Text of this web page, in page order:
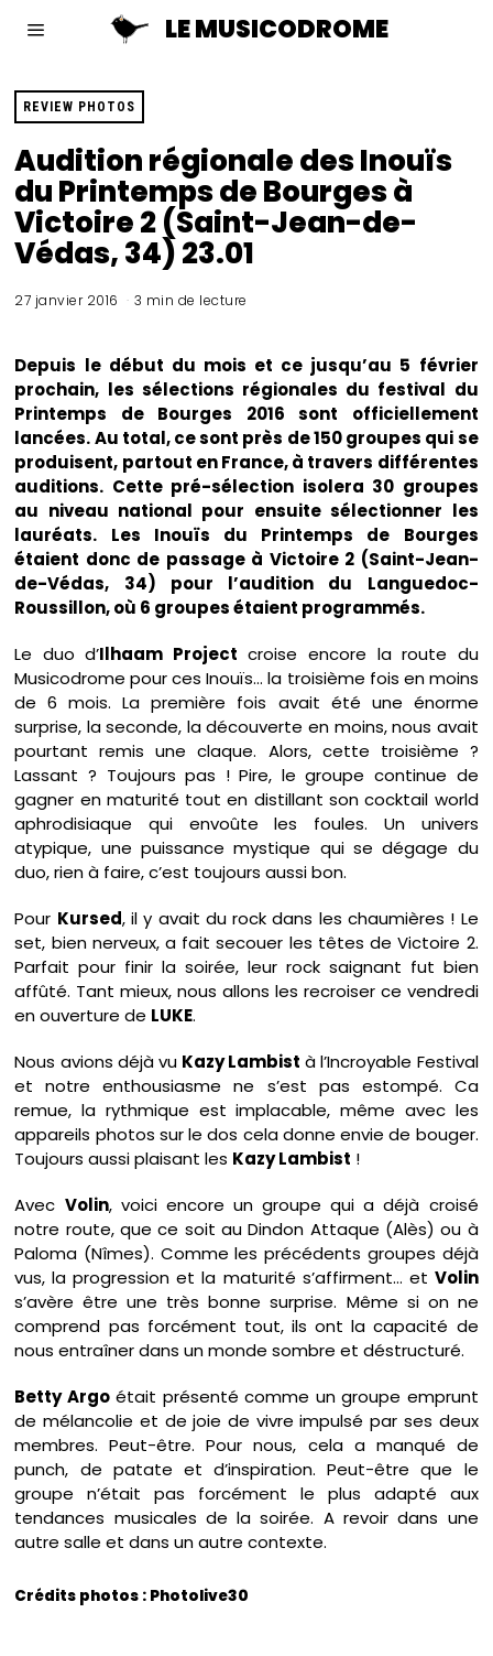
LE MUSICODROME
REVIEW PHOTOS
Audition régionale des Inouïs
du Printemps de Bourges à
Victoire 2 (Saint-Jean-de-
Védas, 34) 23.01
27 janvier 2016 3 min de lecture
Depuis le début du mois et ce jusqu’au 5 février
prochain, les sélections régionales du festival du
Printemps de Bourges 2016 sont officiellement
lancées. Au total, ce sont près de 150 groupes qui se
produisent, partout en France, à travers différentes
auditions. Cette pré-sélection isolera 30 groupes
au niveau national pour ensuite sélectionner les
lauréats. Les Inouïs du Printemps de Bourges
étaient donc de passage à Victoire 2 (Saint-Jean-
de-Védas, 34) pour l’audition du Languedoc-
Roussillon, où 6 groupes étaient programmés.
Le duo d’Ilhaam Project croise encore la route du
Musicodrome pour ces Inouïs… la troisième fois en moins
de 6 mois. La première fois avait été une énorme
surprise, la seconde, la découverte en moins, nous avait
pourtant remis une claque. Alors, cette troisième ?
Lassant ? Toujours pas ! Pire, le groupe continue de
gagner en maturité tout en distillant son cocktail world
aphrodisiaque qui envoûte les foules. Un univers
atypique, une puissance mystique qui se dégage du
duo, rien à faire, c’est toujours aussi bon.
Pour Kursed, il y avait du rock dans les chaumières ! Le
set, bien nerveux, a fait secouer les têtes de Victoire 2.
Parfait pour finir la soirée, leur rock saignant fut bien
affûté. Tant mieux, nous allons les recroiser ce vendredi
en ouverture de LUKE.
Nous avions déjà vu Kazy Lambist à l’Incroyable Festival
et notre enthousiasme ne s’est pas estompé. Ca
remue, la rythmique est implacable, même avec les
appareils photos sur le dos cela donne envie de bouger.
Toujours aussi plaisant les Kazy Lambist !
Avec Volin, voici encore un groupe qui a déjà croisé
notre route, que ce soit au Dindon Attaque (Alès) ou à
Paloma (Nîmes). Comme les précédents groupes déjà
vus, la progression et la maturité s’affirment… et Volin
s’avère être une très bonne surprise. Même si on ne
comprend pas forcément tout, ils ont la capacité de
nous entraîner dans un monde sombre et déstructuré.
Betty Argoétait présenté comme un groupe emprunt
de mélancolie et de joie de vivre impulsé par ses deux
membres. Peut-être. Pour nous, cela a manqué de
punch, de patate et d’inspiration. Peut-être que le
groupe n’était pas forcément le plus adapté aux
tendances musicales de la soirée. A revoir dans une
autre salle et dans un autre contexte.
Crédits photos : Photolive30